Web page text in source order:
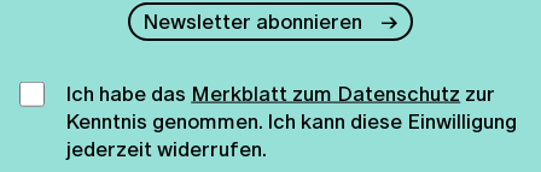
Newsletter abonnieren
Ich habe das Merkblatt zum Datenschutz zur
Kenntnis genommen. Ich kann diese Einwilligung
jederzeit widerrufen.